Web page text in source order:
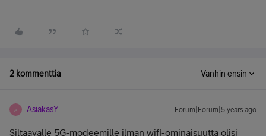
2 kommenttia Vanhin ensin
A AsiakasY Forum|Forum|5 years ago
Siltaavalle 5G-modeemille ilman wifi-ominaisuutta olisi